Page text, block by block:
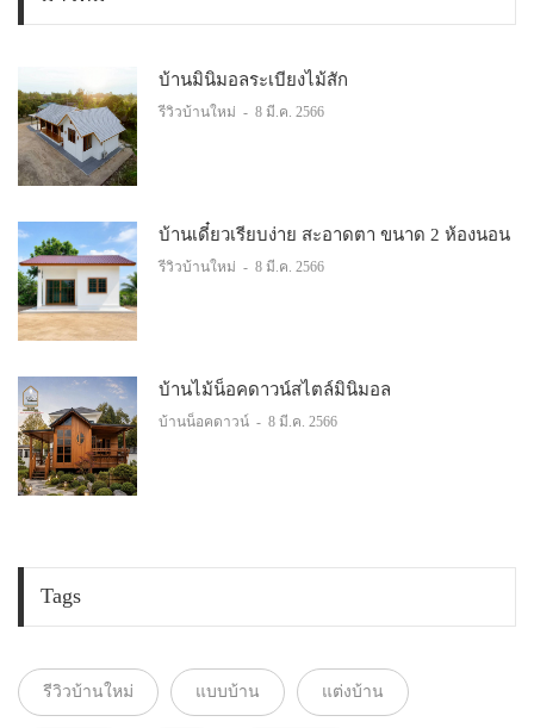
บ้านมินิมอลระเบียงไม้สัก
รีวิวบ้านใหม่ - 8 มี.ค. 2566
บ้านเดี๋ยวเรียบง่าย สะอาดตา ขนาด 2 ห้องนอน
รีวิวบ้านใหม่ - 8 มี.ค. 2566
บ้านไม้น็อคดาวน์สไตล์มินิมอล
บ้านน็อคดาวน์ - 8 มี.ค. 2566
Tags
รีวิวบ้านใหม่ แบบบ้าน แต่งบ้าน